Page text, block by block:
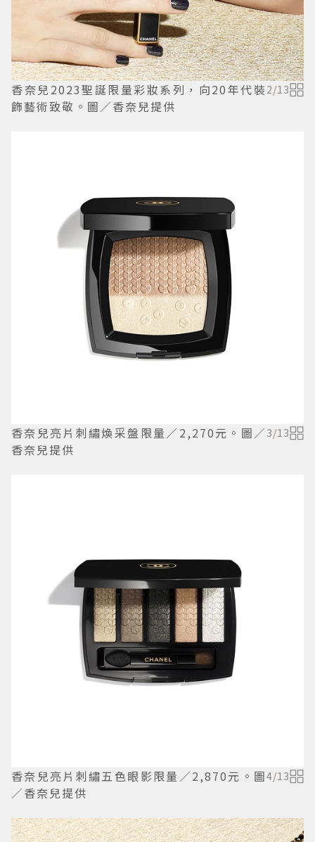
香奈兒2023聖誕限量彩妝系列，向20年代裝
飾藝術致敬。圖／香奈兒提供
2/13
香奈兒亮片刺繡煥采盤限量／2,270元。圖／
香奈兒提供
3/13
香奈兒亮片刺繡五色眼影限量／2,870元。圖
／香奈兒提供
4/13